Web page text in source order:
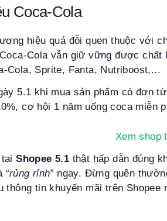
Coca-Cola
hiệu quá đỗi quen thuộc với
Cola vẫn giữ vững được
Cola, Sprite, Fanta, Nutriboost,...
5.1 khi mua sản phẩm có đơn
cơ hội 1 năm uống coca miễn
Xem shop
tạiShopee 5.1 thật hấp dẫn đúng
“rủng rỉnh”ngay. Đừng quên
thông tin khuyến mãi trên Shopee